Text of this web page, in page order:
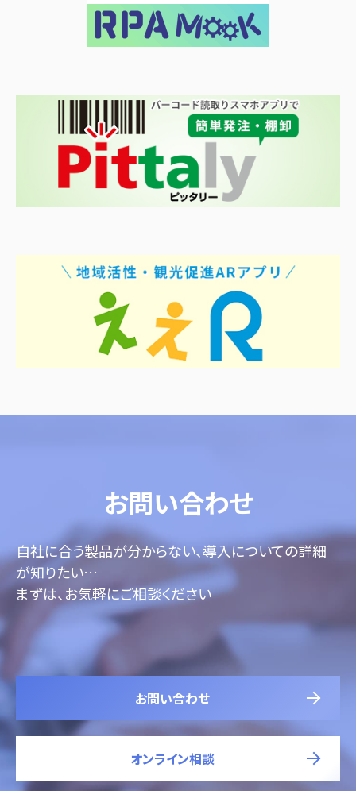
お問い合わせ
自社に合う製品が分からない、導入についての詳細
が知りたい…
まずは、お気軽にご相談ください
お問い合わせ
オンライン相談